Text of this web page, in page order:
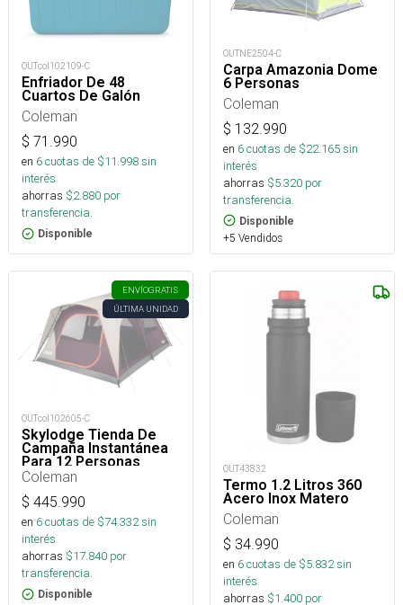
OUTcol102109-C
Enfriador De 48
Cuartos De Galón
Coleman
$ 71.990
en 6cuotas de $11.998sin
interés
ahorras $2.880 por
transferencia.
Disponible
OUTNE2504-C
Carpa Amazonia Dome
6 Personas
Coleman
$ 132.990
en 6cuotas de $22.165sin
interés
ahorras $5.320 por
transferencia.
Disponible
+5 Vendidos
ENVÍOGRATIS
ÚLTIMA UNIDAD
OUTcol102605-C
Skylodge Tienda De
Campaña Instantánea
Para 12 Personas
Coleman
$ 445.990
en 6cuotas de $74.332sin
interés
ahorras $17.840 por
transferencia.
Disponible
OUT43832
Termo 1.2 Litros 360
Acero Inox Matero
Coleman
$ 34.990
en 6cuotas de $5.832sin
interés
ahorras $1.400 por